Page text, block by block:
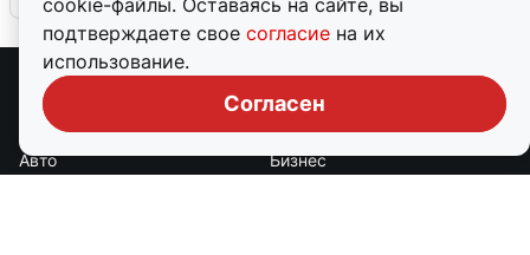
cookie-файлы. Оставаясь на сайте, вы
подтверждаете свое согласие на их
использование.
Согласен
Рубрики
Авто
Бизнес